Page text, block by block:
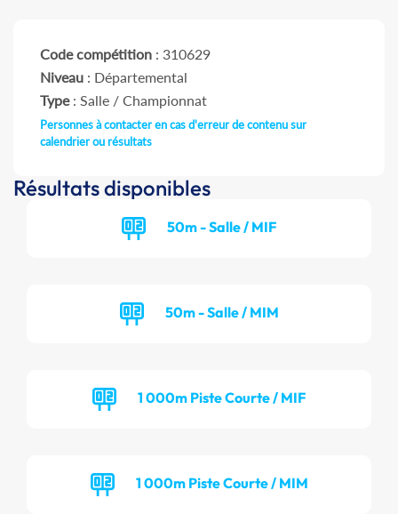
Code compétition : 310629
Niveau : Départemental
Type: Salle / Championnat
Personnes à contacter en cas d'erreur de contenu sur
calendrier ou résultats
Résultats disponibles
50m - Salle / MIF
50m - Salle / MIM
1 000m Piste Courte / MIF
1 000m Piste Courte / MIM